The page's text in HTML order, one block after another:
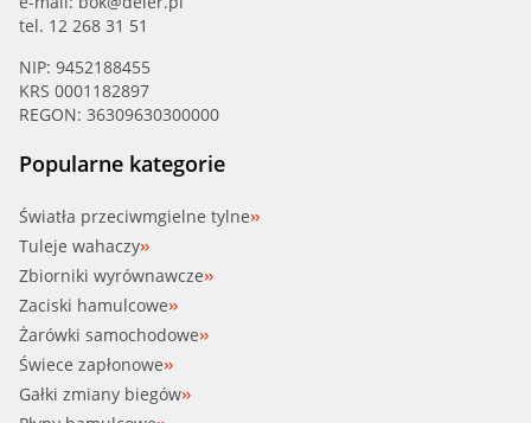
tel. 12 268 31 51
NIP: 9452188455
KRS 0001182897
REGON: 36309630300000
Popularne kategorie
Światła przeciwmgielne tylne
Tuleje wahaczy
Zbiorniki wyrównawcze
Zaciski hamulcowe
Żarówki samochodowe
Świece zapłonowe
Gałki zmiany biegów